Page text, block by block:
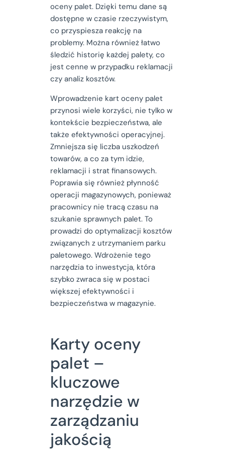
oceny palet. Dzięki temu dane są
dostępne w czasie rzeczywistym,
co przyspiesza reakcję na
problemy. Można również łatwo
śledzić historię każdej palety, co
jest cenne w przypadku reklamacji
czy analiz kosztów.
Wprowadzenie kart oceny palet
przynosi wiele korzyści, nie tylko w
kontekście bezpieczeństwa, ale
także efektywności operacyjnej.
Zmniejsza się liczba uszkodzeń
towarów, a co za tym idzie,
reklamacji i strat finansowych.
Poprawia się również płynność
operacji magazynowych, ponieważ
pracownicy nie tracą czasu na
szukanie sprawnych palet. To
prowadzi do optymalizacji kosztów
związanych z utrzymaniem parku
paletowego. Wdrożenie tego
narzędzia to inwestycja, która
szybko zwraca się w postaci
większej efektywności i
bezpieczeństwa w magazynie.
Karty oceny
palet –
kluczowe
narzędzie w
zarządzaniu
jakością